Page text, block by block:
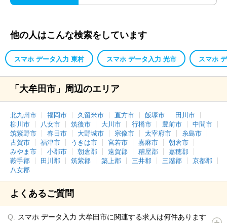
他の人はこんな検索をしています
スマホ データ入力 東村 スマホ データ入力 光市 スマホ
「大牟田市」周辺のエリア
北九州市 福岡市 久留米市 直方市 飯塚市
田川市
柳川市
八女市 筑後市 大川市 行橋市 豊前市
中間市
筑紫野市
春日市 大野城市 宗像市 太宰府市
糸島市
古賀市
福津市 うきは市 宮若市 嘉麻市
朝倉市
みやま市
小郡市 朝倉郡 遠賀郡 糟屋郡
嘉穂郡
鞍手郡
田川郡 筑紫郡 築上郡 三井郡 三潴郡
京都郡
八女郡
よくあるご質問
スマホ データ入力 大牟田市に関連する求人は何件あります